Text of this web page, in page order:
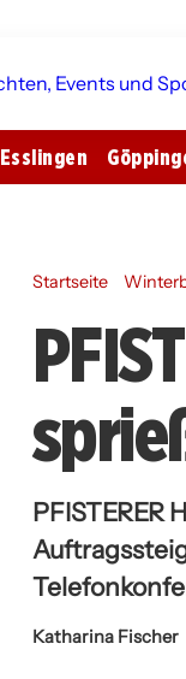
Esslingen
Startseite
PFISTERER
Katharina Fischer